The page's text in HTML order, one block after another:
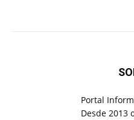
Portal
Desde 2013